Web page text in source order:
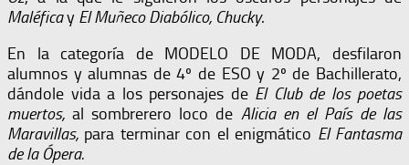
Maléficay El Muñeco Diabólico, Chucky.
En la categoría de MODELO DE MODA, desfilaron
alumnos y alumnas de 4º de ESO y 2º de Bachillerato,
dándole vida a los personajes de El Club de los poetas
muertos,al sombrerero loco de Alicia en el País de las
Maravillas, para terminar con el enigmático El Fantasma
de la Ópera.